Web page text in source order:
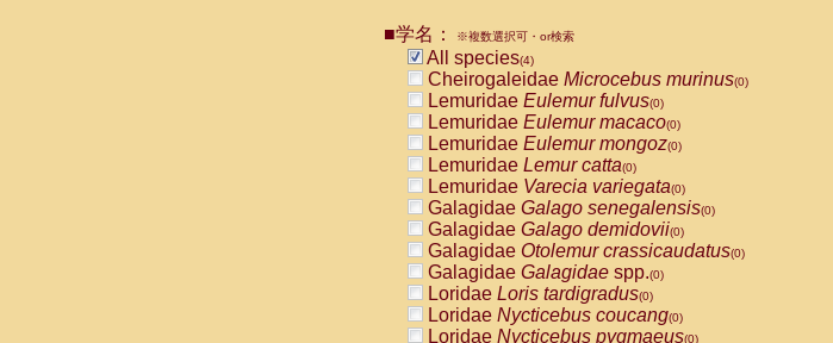
CercopithecidaeCercocebus torquatus atys
Cercopithecidae
CercopithecidaeCercocebus torquatus torquatus
CercopithecidaeCercocebus
CercopithecidaeCercocebusspp.
CercopithecidaeLophocebus albigena
CercopithecidaePapio anubis
CercopithecidaePapio cynocephalus
CercopithecidaePapio hamadryas
CercopithecidaePapio papio(0)
CercopithecidaePapiospp.(0)
CercopithecidaeMandrillus leucophaeus
CercopithecidaeMandrillus sphinx
CercopithecidaeTheropithecus gelada
CercopithecidaeMacaca arctoides
■学名： ※複数選択可・or検索
All species(4)
Cheirogaleidae Microcebus murinus(0)
Lemuridae Eulemur fulvus(0)
Lemuridae Eulemur macaco(0)
Lemuridae Eulemur mongoz(0)
Lemuridae Lemur catta(0)
Lemuridae Varecia variegata(0)
Galagidae Galago senegalensis(0)
Galagidae Galago demidovii(0)
Galagidae Otolemur crassicaudatus(0)
Galagidae Galagidae spp.(0)
Loridae Loris tardigradus(0)
Loridae Nycticebus coucang(0)
Loridae Nycticebus pygmaeus(0)